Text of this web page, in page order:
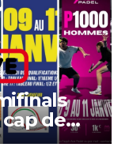
cap de